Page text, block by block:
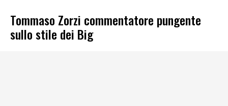
Tommaso Zorzi commentatore pungente
sullo stile dei Big